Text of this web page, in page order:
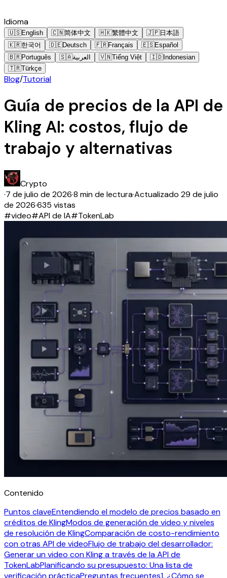
Idioma
🇺🇸English 🇨🇳简体中文 🇭🇰繁體中文 🇯🇵日本語
🇰🇷한국어 🇩🇪Deutsch 🇫🇷Français 🇪🇸Español
🇧🇷Português 🇸🇦العربية 🇻🇳Tiếng Việt 🇮🇩Indonesian
🇹🇷Türkçe
Blog/Tutorial
Guía de precios de la API de
Kling AI: costos, flujo de
trabajo y alternativas
Crypto
·7 de julio de 2026·8 min de lectura·Actualizado 29 de julio
de 2026·635 vistas
#video#API de IA#TokenLab
Contenido
Puntos claveEntendiendo el modelo de precios basado en
créditos de KlingModos de generación de video y niveles
de resolución de KlingComparación de costo-rendimiento
con otras API de videoFlujo de trabajo del desarrollador:
Generar un video con Kling a través de la API de
TokenLabPlanificando su presupuesto: Una lista de
verificación prácticaPreguntas frecuentes1. ¿Cómo se